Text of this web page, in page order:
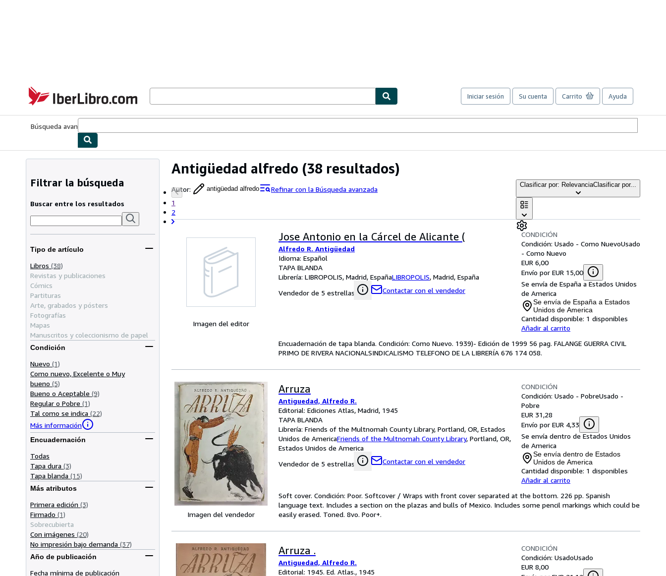
IberLibro.com
Iniciar sesión Su cuenta Carrito Ayuda
Búsqueda avanzada
Antigüedad alfredo (38 resultados)
Autor: antigüedad alfredo
Refinar con la Búsqueda avanzada
1
2
Clasificar por: RelevanciaClasificar por...
Filtrar la búsqueda
Buscar entre los resultados
Tipo de artículo
Libros (38)
Revistas y publicaciones
Cómics
Partituras
Arte, grabados y pósters
Fotografías
Mapas
Manuscritos y coleccionismo de papel
Condición
Nuevo (1)
Como nuevo, Excelente o Muy
bueno (5)
Bueno o Aceptable (9)
Regular o Pobre (1)
Tal como se indica (22)
Más información
Encuadernación
Todas
Tapa dura (3)
Tapa blanda (15)
Más atributos
Primera edición (3)
Firmado (1)
Sobrecubierta
Con imágenes (20)
No impresión bajo demanda (37)
Año de publicación
Fecha mínima de publicación
Imagen del editor
Jose Antonio en la Cárcel de Alicante (
Alfredo R. Antigüedad
Idioma: Español
TAPA BLANDA
Librería: LIBROPOLIS, Madrid, EspañaLIBROPOLIS, Madrid, España
Vendedor de 5 estrellas
Contactar con el vendedor
CONDICIÓN
Condición: Usado - Como NuevoUsado
- Como Nuevo
EUR 6,00
Envío por EUR 15,00
Se envía de España a Estados Unidos
de America
Se envía de España a Estados
Unidos de America
Cantidad disponible: 1 disponibles
Añadir al carrito
Encuadernación de tapa blanda. Condición: Como Nuevo. 1939)- Edición de 1999 56 pag. FALANGE GUERRA CIVIL
PRIMO DE RIVERA NACIONALSINDICALISMO TELEFONO DE LA LIBRERÍA 676 174 058.
Imagen del vendedor
Arruza
Antiguedad, Alfredo R.
Editorial: Ediciones Atlas, Madrid, 1945
TAPA BLANDA
Librería: Friends of the Multnomah County Library, Portland, OR, Estados
Unidos de AmericaFriends of the Multnomah County Library, Portland, OR,
Estados Unidos de America
Vendedor de 5 estrellas
Contactar con el vendedor
CONDICIÓN
Condición: Usado - PobreUsado -
Pobre
EUR 31,28
Envío por EUR 4,33
Se envía dentro de Estados Unidos
de America
Se envía dentro de Estados
Unidos de America
Cantidad disponible: 1 disponibles
Añadir al carrito
Soft cover. Condición: Poor. Softcover / Wraps with front cover separated at the bottom. 226 pp. Spanish
language text. Includes a section on the plazas and bulls of Mexico. Includes some pencil markings which could be
easily erased. Toned. 8vo. Poor+.
Arruza .
Antiguedad, Alfredo R.
Editorial: 1945. Ed. Atlas., 1945
CONDICIÓN
Condición: UsadoUsado
EUR 8,00